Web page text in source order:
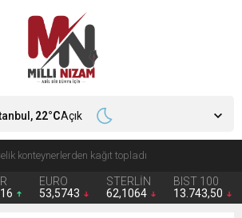
birden vurdu
EURO
53,5743
STERLİN
62,1064
BIST 100
13.743,50
22°CAçık